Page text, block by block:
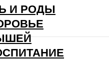
И РОДЫ